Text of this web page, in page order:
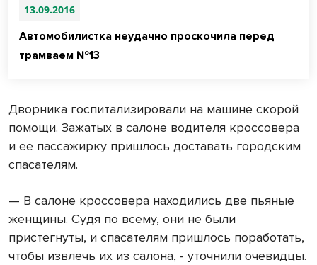
13.09.2016
Автомобилистка неудачно проскочила перед
трамваем №13
Дворника госпитализировали на машине скорой
помощи. Зажатых в салоне водителя кроссовера
и ее пассажирку пришлось доставать городским
спасателям.
— В салоне кроссовера находились две пьяные
женщины. Судя по всему, они не были
пристегнуты, и спасателям пришлось поработать,
чтобы извлечь их из салона, - уточнили очевидцы.